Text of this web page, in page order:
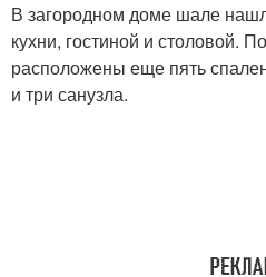
В загородном доме шале
кухни, гостиной и столовой.
расположены еще пять
и три санузла.